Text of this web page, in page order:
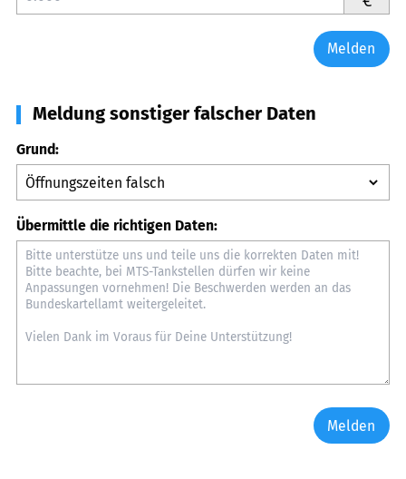
Melden
Meldung sonstiger falscher Daten
Grund:
Übermittle die richtigen Daten:
Melden